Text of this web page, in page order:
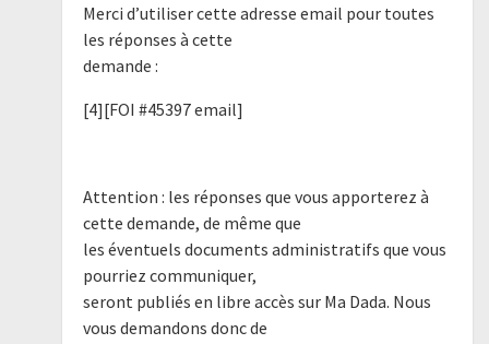
Merci d’utiliser cette adresse email pour toutes
les réponses à cette
demande :
[4][FOI #45397 email]
Attention : les réponses que vous apporterez à
cette demande, de même que
les éventuels documents administratifs que vous
pourriez communiquer,
seront publiés en libre accès sur Ma Dada. Nous
vous demandons donc de